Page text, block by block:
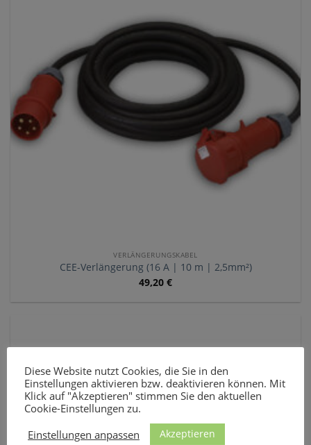
VERLÄNGERUNGSKABEL
CEE-Verlängerung (16 A | 10 m | 2,5mm²)
49,20 €
Diese Website nutzt Cookies, die Sie in den
Einstellungen aktivieren bzw. deaktivieren können. Mit
Klick auf "Akzeptieren" stimmen Sie den aktuellen
Cookie-Einstellungen zu.
Einstellungen anpassen
Akzeptieren